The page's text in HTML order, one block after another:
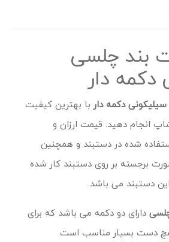
بند چلسی
دار
دکمه دار با بهترین کیفیت
انجام دهید. قیمت ارزان و
شده در دستبند و همچنین
برجسته بر روی دستبند کار شده
دستبند می باشد.
دارای دو دکمه می باشد که برای
مچ دست بسیار مناسب است.